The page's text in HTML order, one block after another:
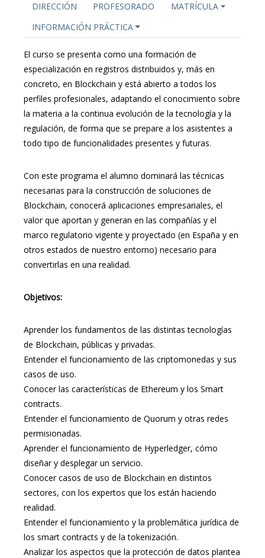
DIRECCIÓN
PROFESORADO
MATRÍCULA
INFORMACIÓN PRÁCTICA
El curso se presenta como una formación de
especialización en registros distribuidos y, más en
concreto, en Blockchain y está abierto a todos los
perfiles profesionales, adaptando el conocimiento sobre
la materia a la continua evolución de la tecnología y la
regulación, de forma que se prepare a los asistentes a
todo tipo de funcionalidades presentes y futuras.
Con este programa el alumno dominará las técnicas
necesarias para la construcción de soluciones de
Blockchain, conocerá aplicaciones empresariales, el
valor que aportan y generan en las compañías y el
marco regulatorio vigente y proyectado (en España y en
otros estados de nuestro entorno) necesario para
convertirlas en una realidad.
Objetivos:
Aprender los fundamentos de las distintas tecnologías
de Blockchain, públicas y privadas.
Entender el funcionamiento de las criptomonedas y sus
casos de uso.
Conocer las características de Ethereum y los Smart
contracts.
Entender el funcionamiento de Quorum y otras redes
permisionadas.
Aprender el funcionamiento de Hyperledger, cómo
diseñar y desplegar un servicio.
Conocer casos de uso de Blockchain en distintos
sectores, con los expertos que los están haciendo
realidad.
Entender el funcionamiento y la problemática jurídica de
los smart contracts y de la tokenización.
Analizar los aspectos que la protección de datos plantea